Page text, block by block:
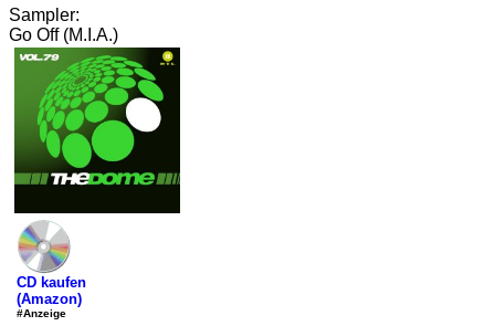
Sampler:
Go Off (M.I.A.)
CD kaufen
(Amazon)
#Anzeige